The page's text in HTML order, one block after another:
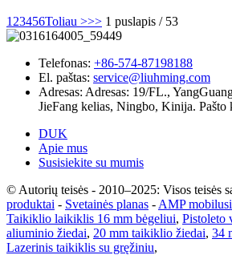
1 23456Toliau >>> 1 puslapis / 53
Telefonas: +86-574-87198188
El. paštas: service@liuhming.com
Adresas: Adresas: 19/FL.,
JieFang kelias, Ningbo, Kinija. Pašto
DUK
Apie mus
Susisiekite su mumis
© Autorių teisės - 2010–2025: Visos teisės
produktai - Svetainės planas - AMP
Taikiklio laikiklis 16 mm bėgeliui, Pistoleto
aliuminio žiedai, 20 mm taikiklio žiedai, 34
Lazerinis taikiklis su gręžiniu,